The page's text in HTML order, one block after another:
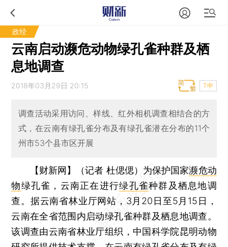
政经
云南启动濒危动物绿孔雀种群及栖
息地调查
2018年03月29日 20:15 T中
调查活动采用访问、样线、红外相机调查相结合的方
式，在云南有绿孔雀分布及有绿孔雀潜在分布的11个
州市53个县市区开展
【财新网】（记者 杜偲偲） 为保护国家濒危动
物绿孔雀，云南正在进行绿孔雀种群及栖息地调
查。据云南省林业厅网站，3月20日至5月15日，
云南在全省范围内启动绿孔雀种群及栖息地调查。
该调查由云南省林业厅组织，中国科学院昆明动物